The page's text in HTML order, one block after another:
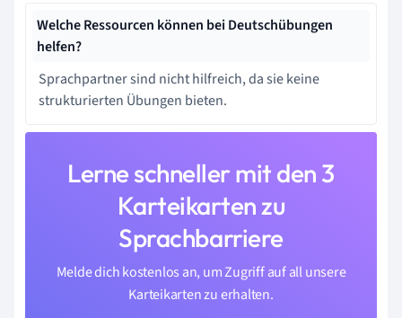
Welche Ressourcen können bei Deutschübungen
helfen?
Sprachpartner sind nicht hilfreich, da sie keine
strukturierten Übungen bieten.
Lerne schneller mit den 3
Karteikarten zu
Sprachbarriere
Melde dich kostenlos an, um Zugriff auf all unsere
Karteikarten zu erhalten.